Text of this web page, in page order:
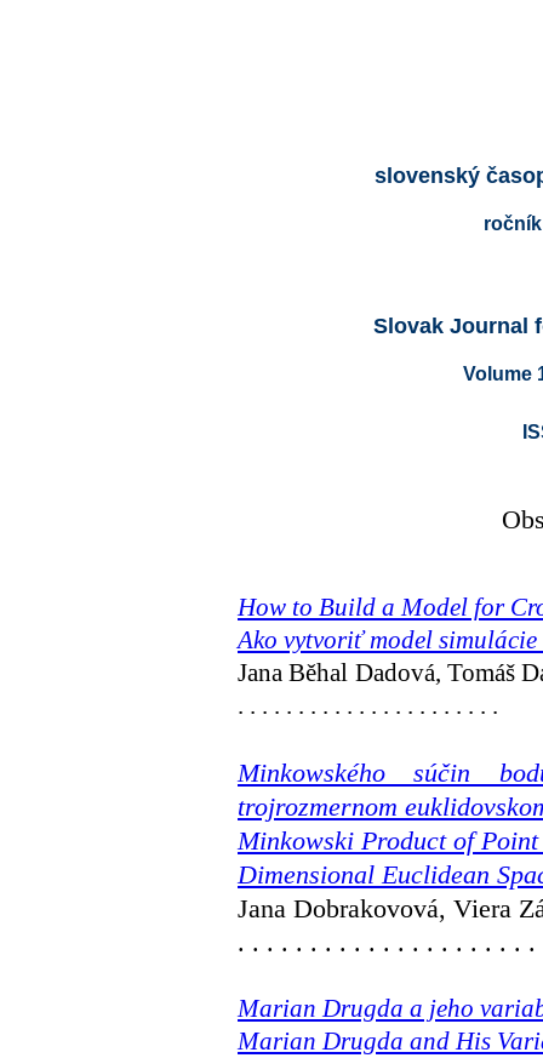
slovenský
ročník
Slovak Journal
Volume
How to Build a Model for
Ako vytvoriť model simulácie
Jana Běhal Dadová, Tomáš
. . . . . . . . . . . . . . . . . . . . . .
Minkowského súčin
trojrozmernom
Minkowski Product of
Dimensional Euclidean
Jana Dobrakovová, Viera
. . . . . . . . . . . . . . . . . . . .
Marian Drugda a jeho
Marian Drugda and His